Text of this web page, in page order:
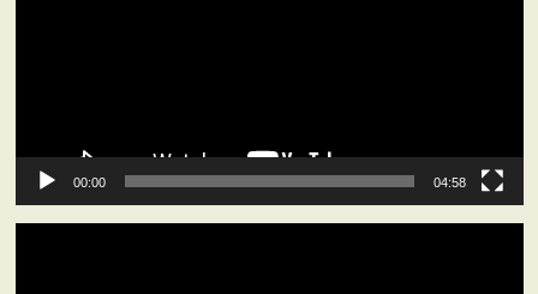
00:00 04:58